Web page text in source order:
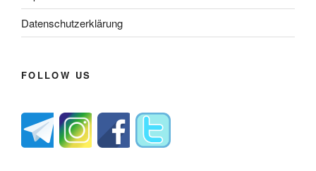
Datenschutzerklärung
FOLLOW US